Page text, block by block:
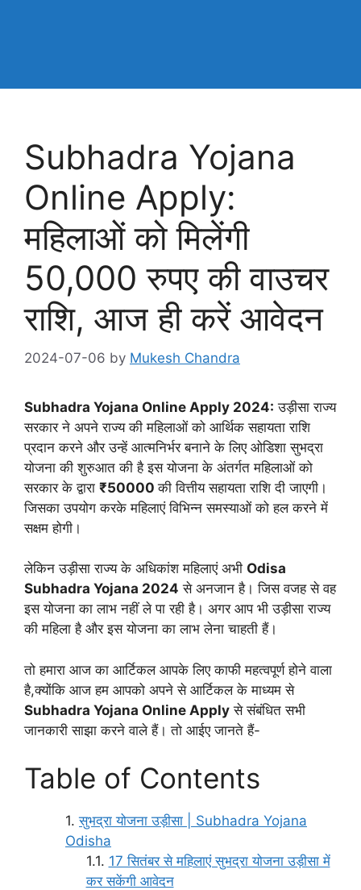
Subhadra Yojana
Online Apply:
महिलाओं को मिलेंगी
50,000 रुपए की वाउचर
राशि, आज ही करें आवेदन
2024-07-06 by Mukesh Chandra
Subhadra Yojana Online Apply 2024: उड़ीसा राज्य
सरकार ने अपने राज्य की महिलाओं को आर्थिक सहायता राशि
प्रदान करने और उन्हें आत्मनिर्भर बनाने के लिए ओडिशा सुभद्रा
योजना की शुरुआत की है इस योजना के अंतर्गत महिलाओं को
सरकार के द्वारा ₹50000की वित्तीय सहायता राशि दी जाएगी।
जिसका उपयोग करके महिलाएं विभिन्न समस्याओं को हल करने में
सक्षम होगी।
लेकिन उड़ीसा राज्य के अधिकांश महिलाएं अभी Odisa
Subhadra Yojana 2024 से अनजान है। जिस वजह से वह
इस योजना का लाभ नहीं ले पा रही है। अगर आप भी उड़ीसा राज्य
की महिला है और इस योजना का लाभ लेना चाहती हैं।
तो हमारा आज का आर्टिकल आपके लिए काफी महत्वपूर्ण होने वाला
है,क्योंकि आज हम आपको अपने से आर्टिकल के माध्यम से
Subhadra Yojana Online Apply से संबंधित सभी
जानकारी साझा करने वाले हैं। तो आईए जानते हैं-
Table of Contents
सुभद्रा योजना उड़ीसा | Subhadra Yojana
Odisha
17 सितंबर से महिलाएं सुभद्रा योजना उड़ीसा में
कर सकेंगी आवेदन